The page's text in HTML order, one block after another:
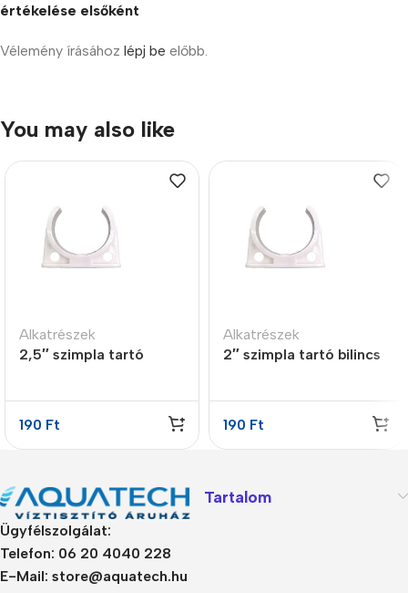
értékelése elsőként
Vélemény írásához lépj be előbb.
You may also like
Alkatrészek
2,5″ szimpla tartó
190 Ft
Alkatrészek
2″ szimpla tartó bilincs
190 Ft
Ügyfélszolgálat:
Telefon: 06 20 4040 228
E-Mail: store@aquatech.hu
Tartalom